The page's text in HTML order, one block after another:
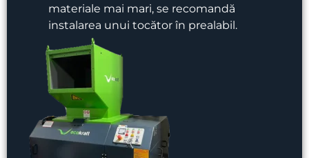
materiale mai mari, se recomandă
instalarea unui tocător în prealabil.